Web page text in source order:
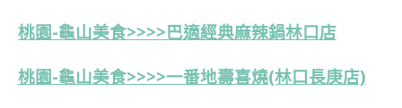
桃園-龜山美食>>>>巴適經典麻辣鍋林口店
桃園-龜山美食>>>>一番地壽喜燒(林口長庚店)